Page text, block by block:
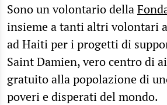
Sono un volontario della
insieme a tanti altri volontari
ad Haiti per i progetti di
Saint Damien, vero centro di
gratuito alla popolazione di
poveri e disperati del mondo.